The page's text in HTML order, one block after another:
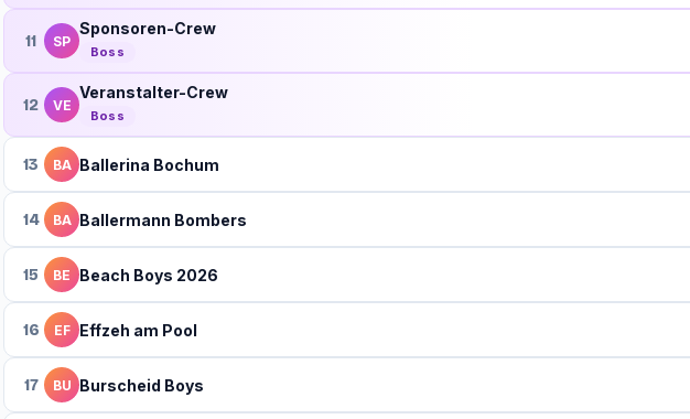
11 SP
Sponsoren-Crew
Boss
12 VE
Veranstalter-Crew
Boss
13 BA Ballerina Bochum
14 BA Ballermann Bombers
15 BE Beach Boys 2026
16 EF Effzeh am Pool
17 BU Burscheid Boys